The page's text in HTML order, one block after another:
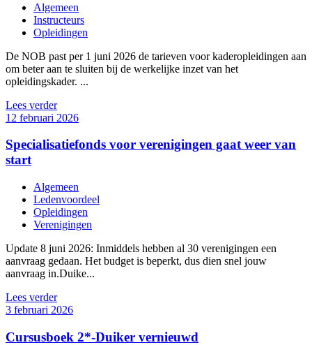
Algemeen
Instructeurs
Opleidingen
De NOB past per 1 juni 2026 de tarieven voor kaderopleidingen aan
om beter aan te sluiten bij de werkelijke inzet van het
opleidingskader. ...
Lees verder
12 februari 2026
Specialisatiefonds voor verenigingen gaat weer van
start
Algemeen
Ledenvoordeel
Opleidingen
Verenigingen
Update 8 juni 2026: Inmiddels hebben al 30 verenigingen een
aanvraag gedaan. Het budget is beperkt, dus dien snel jouw
aanvraag in.Duike...
Lees verder
3 februari 2026
Cursusboek 2*-Duiker vernieuwd